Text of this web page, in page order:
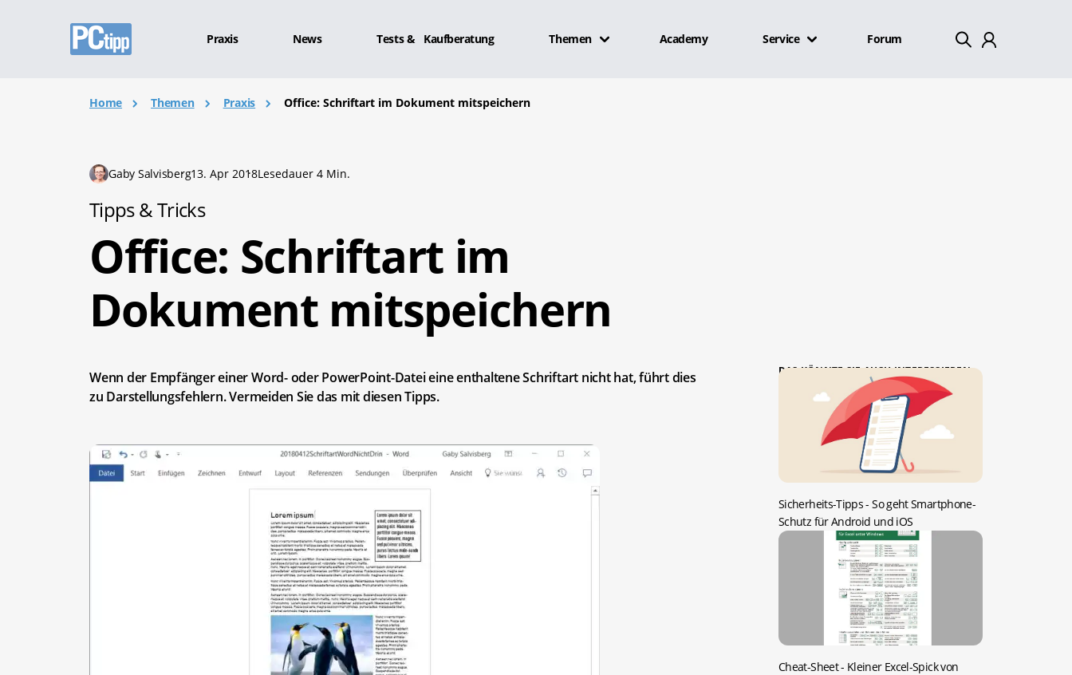
Praxis News Tests & Kaufberatung Themen Academy Service Forum
Home Themen Praxis Office: Schriftart im Dokument mitspeichern
Gaby Salvisberg13. Apr 2018Lesedauer 4 Min.
Tipps & Tricks
Office: Schriftart im
Dokument mitspeichern
Wenn der Empfänger einer Word- oder PowerPoint-Datei eine enthaltene Schriftart nicht hat, führt dies
zu Darstellungsfehlern. Vermeiden Sie das mit diesen Tipps.
DAS KÖNNTE SIE AUCH INTERESSIEREN:
Sicherheits-Tipps -So geht Smartphone-
Schutz für Android und iOS
Cheat-Sheet - Kleiner Excel-Spick von